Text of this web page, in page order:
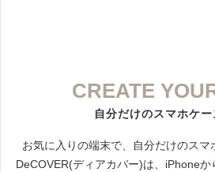
CREATE
自分だけのスマホケー
お気に入りの端末で、自分だけのスマ
DeCOVER(ディアカバー)は、iPhone